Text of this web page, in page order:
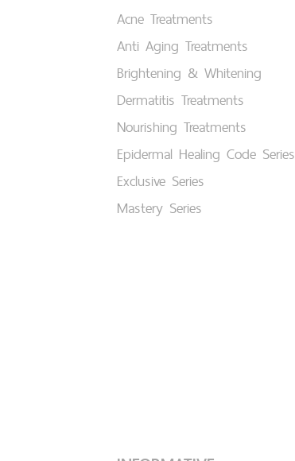
Acne Treatments
Anti Aging Treatments
Brightening & Whitening
Dermatitis Treatments
Nourishing Treatments
Epidermal Healing Code Series
Exclusive Series
Mastery Series